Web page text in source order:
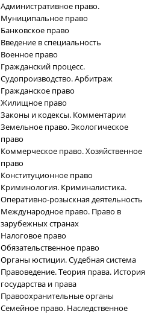
Административное право.
Муниципальное право
Банковское право
Введение в специальность
Военное право
Гражданский процесс.
Судопроизводство. Арбитраж
Гражданское право
Жилищное право
Законы и кодексы. Комментарии
Земельное право. Экологическое
право
Коммерческое право. Хозяйственное
право
Конституционное право
Криминология. Криминалистика.
Оперативно-розыскная деятельность
Международное право. Право в
зарубежных странах
Налоговое право
Обязательственное право
Органы юстиции. Судебная система
Правоведение. Теория права. История
государства и права
Правоохранительные органы
Семейное право. Наследственное